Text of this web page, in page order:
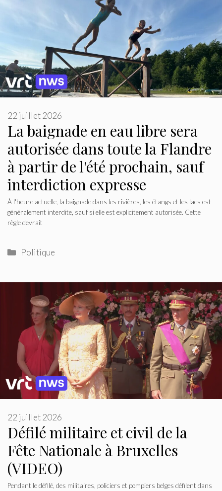
La baignade en eau libre sera
autorisée dans toute la Flandre
à partir de l'été prochain, sauf
interdiction expresse
22 juillet 2026
À l'heure actuelle, la baignade dans les rivières, les étangs et les lacs est
généralement interdite, sauf si elle est explicitement autorisée. Cette
règle devrait
Catégories
Politique
Défilé militaire et civil de la
Fête Nationale à Bruxelles
(VIDEO)
22 juillet 2026
Pendant le défilé, des militaires, policiers et pompiers belges défilent dans